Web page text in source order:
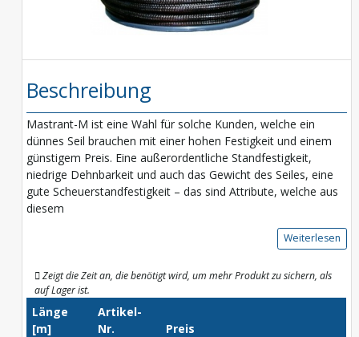
Beschreibung
Mastrant-M ist eine Wahl für solche Kunden, welche ein
dünnes Seil brauchen mit einer hohen Festigkeit und einem
günstigem Preis. Eine außerordentliche Standfestigkeit,
niedrige Dehnbarkeit und auch das Gewicht des Seiles, eine
gute Scheuerstandfestigkeit – das sind Attribute, welche aus
diesem
Weiterlesen
Zeigt die Zeit an, die benötigt wird, um mehr Produkt zu sichern, als
auf Lager ist.
Länge
[m]
Artikel-
Nr.
Preis